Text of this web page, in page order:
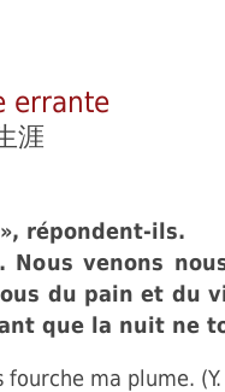
errante
涯
répondent-ils.
Nous venons
du pain et du
que la nuit ne
fourche ma plume.